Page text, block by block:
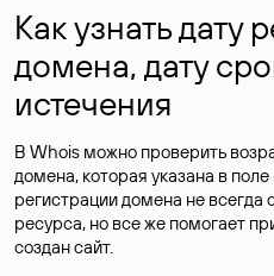
Как узнать дату
домена, дату
истечения
В Whois можно проверить
домена, которая указана в
регистрации домена не всегда
ресурса, но все же помогает
создан сайт.